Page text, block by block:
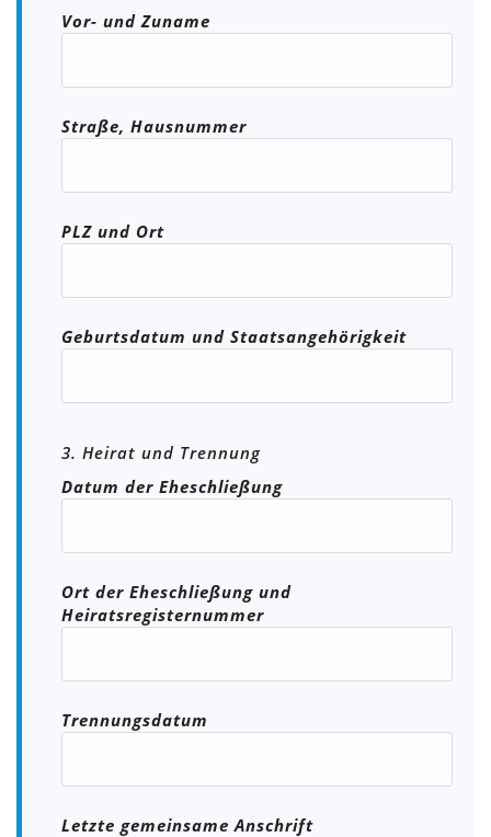
Vor- und Zuname
Straße, Hausnummer
PLZ und Ort
Geburtsdatum und Staatsangehörigkeit
3. Heirat und Trennung
Datum der Eheschließung
Ort der Eheschließung und
Heiratsregisternummer
Trennungsdatum
Letzte gemeinsame Anschrift